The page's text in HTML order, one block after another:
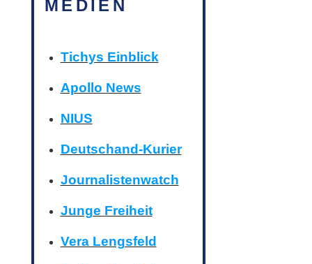
MEDIEN
Tichys Einblick
Apollo News
NIUS
Deutschand-Kurier
Journalistenwatch
Junge Freiheit
Vera Lengsfeld